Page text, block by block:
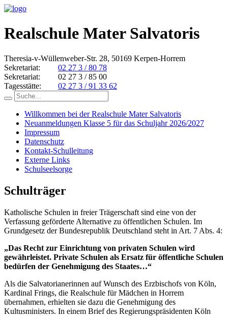
Realschule Mater Salvatoris
Theresia-v-Wüllenweber-Str. 28, 50169 Kerpen-Horrem
Sekretariat:
02 27 3 / 80 78
Sekretariat:
02 27 3 / 85 00
Tagesstätte:
02 27 3 / 91 33 62
Willkommen bei der Realschule Mater Salvatoris
Neuanmeldungen Klasse 5 für das Schuljahr 2026/2027
Impressum
Datenschutz
Kontakt-Schulleitung
Externe Links
Schulseelsorge
Schulträger
Katholische Schulen in freier Trägerschaft sind eine von der
Verfassung geförderte Alternative zu öffentlichen Schulen. Im
Grundgesetz der Bundesrepublik Deutschland steht in Art. 7 Abs. 4:
„Das Recht zur Einrichtung von privaten Schulen wird
gewährleistet. Private Schulen als Ersatz für öffentliche Schulen
bedürfen der Genehmigung des Staates…“
Als die Salvatorianerinnen auf Wunsch des Erzbischofs von Köln,
Kardinal Frings, die Realschule für Mädchen in Horrem
übernahmen, erhielten sie dazu die Genehmigung des
Kultusministers. In einem Brief des Regierungspräsidenten Köln